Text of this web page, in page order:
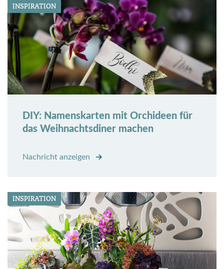
INSPIRATION
DIY: Namenskarten mit Orchideen für
das Weihnachtsdiner machen
Nachricht anzeigen
INSPIRATION